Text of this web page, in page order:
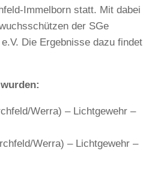
Immelborn statt. Mit dabei
der SGe
Die Ergebnisse dazu findet
Werra) – Lichtgewehr –
Werra) – Lichtgewehr –